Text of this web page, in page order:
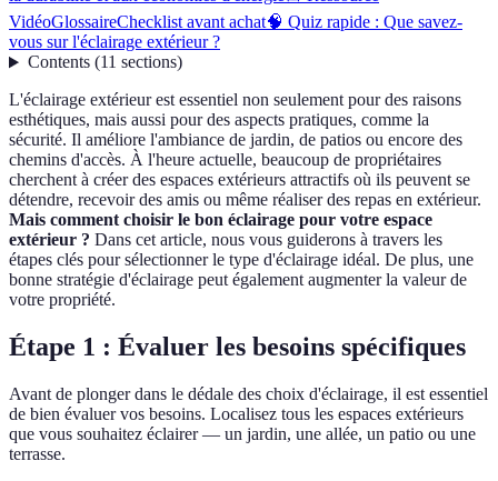
VidéoGlossaireChecklist avant achat🧠 Quiz rapide : Que savez-
vous sur l'éclairage extérieur ?
Contents(11 sections)
L'éclairage extérieur est essentiel non seulement pour des raisons
esthétiques, mais aussi pour des aspects pratiques, comme la
sécurité. Il améliore l'ambiance de jardin, de patios ou encore des
chemins d'accès. À l'heure actuelle, beaucoup de propriétaires
cherchent à créer des espaces extérieurs attractifs où ils peuvent se
détendre, recevoir des amis ou même réaliser des repas en extérieur.
Mais comment choisir le bon éclairage pour votre espace
extérieur ? Dans cet article, nous vous guiderons à travers les
étapes clés pour sélectionner le type d'éclairage idéal. De plus, une
bonne stratégie d'éclairage peut également augmenter la valeur de
votre propriété.
Étape 1 : Évaluer les besoins spécifiques
Avant de plonger dans le dédale des choix d'éclairage, il est essentiel
de bien évaluer vos besoins. Localisez tous les espaces extérieurs
que vous souhaitez éclairer — un jardin, une allée, un patio ou une
terrasse.